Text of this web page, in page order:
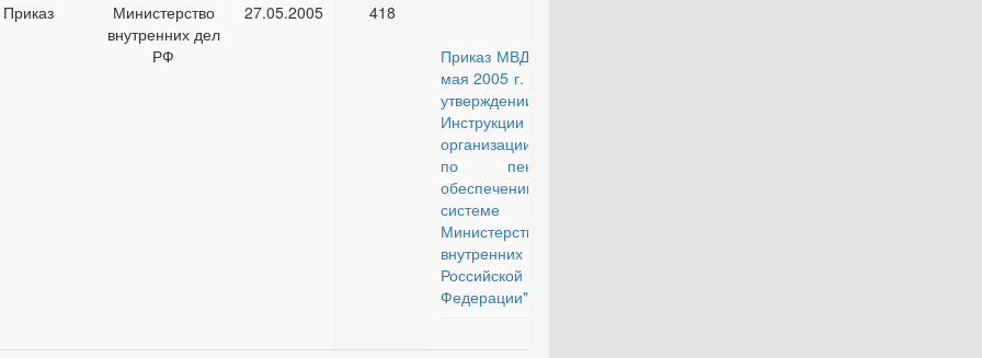
Приказ
Министерство
внутренних дел
РФ
27.05.2005
418
Приказ МВД РФ от 27
мая 2005 г. N 418 "Об
утверждении
Инструкции об
организации работы
по пенсионному
обеспечению в
системе
Министерства
внутренних дел
Российской
Федерации"